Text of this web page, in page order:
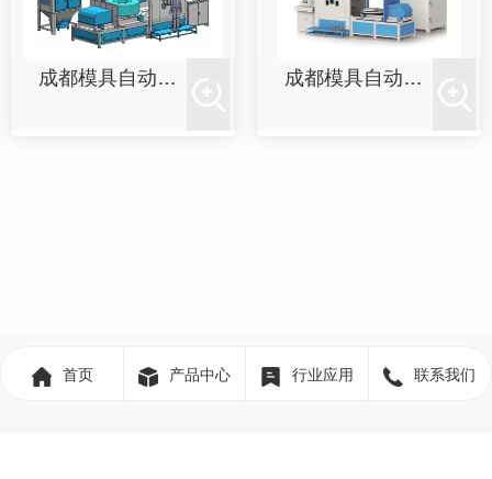
成都模具自动喷砂机 成都模具自动喷砂机
首页 产品中心 行业应用 联系我们